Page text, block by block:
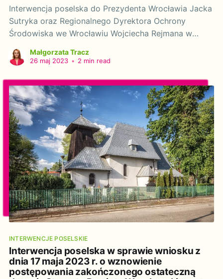
Interwencja poselska do Prezydenta Wrocławia Jacka
Sutryka oraz Regionalnego Dyrektora Ochrony
Środowiska we Wrocławiu Wojciecha Rejmana w
powierzchni ziemi na terenie zakładów Hutmen i FAT
Szanowny Panie Dyrektorze! Działając na podstawie
art. 20 ustawy z dnia 9 maja 1996 r. o
Małgorzata Tracz
26 maj 2023 • 2 min read
INTERWENCJE POSELSKIE
Interwencja poselska w sprawie wniosku z
dnia 17 maja 2023 r. o wznowienie
postępowania zakończonego ostateczną